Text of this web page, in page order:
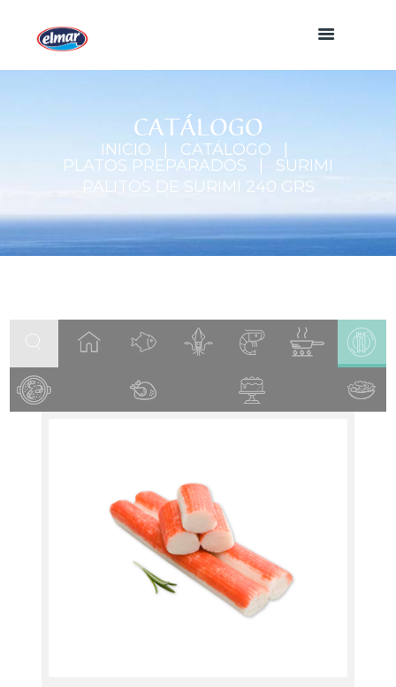
CATÁLOGO
INICIO
CATÁLOGO
PLATOS PREPARADOS
SURIMI
PALITOS DE SURIMI 240 GRS